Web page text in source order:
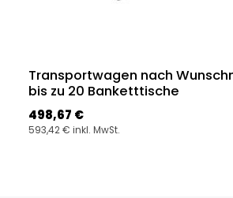
Transportwagen nach
bis zu 20 Banketttische
Regulärer Preis:
498,67 €
593,42 € inkl. MwSt.